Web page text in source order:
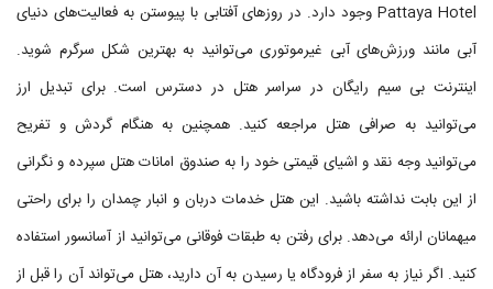
Pattaya Hotel وجود دارد. در روزهای آفتابی با پیوستن به فعالیت‌های دنیای
آبی مانند ورزش‌های آبی غیرموتوری می‌توانید به بهترین شکل سرگرم شوید.
اینترنت بی سیم رایگان در سراسر هتل در دسترس است. برای تبدیل ارز
می‌توانید به صرافی هتل مراجعه کنید. همچنین به هنگام گردش و تفریح
می‌توانید وجه نقد و اشیای قیمتی خود را به صندوق امانات هتل سپرده و نگرانی
از این بابت نداشته باشید. این هتل خدمات دربان و انبار چمدان را برای راحتی
میهمانان ارائه می‌دهد. برای رفتن به طبقات فوقانی می‌توانید از آسانسور استفاده
کنید. اگر نیاز به سفر از فرودگاه یا رسیدن به آن دارید، هتل می‌تواند آن را قبل از